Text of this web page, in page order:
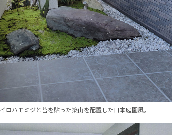
イロハモミジと苔を貼った築山を配置した日本庭園風。